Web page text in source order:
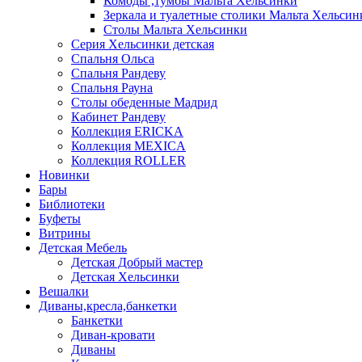
Зеркала и туалетные столики Мальта
Столы Мальта Хельсинки
Серия Хельсинки детская
Спальня Ольса
Спальня Рандеву
Спальня Рауна
Столы обеденные Мадрид
Кабинет Рандеву
Коллекция ERICKA
Коллекция MEXICA
Коллекция ROLLER
Новинки
Бары
Библиотеки
Буфеты
Витрины
Детская Мебель
Детская Добрый мастер
Детская Хельсинки
Вешалки
Диваны,кресла,банкетки
Банкетки
Диван-кровати
Диваны